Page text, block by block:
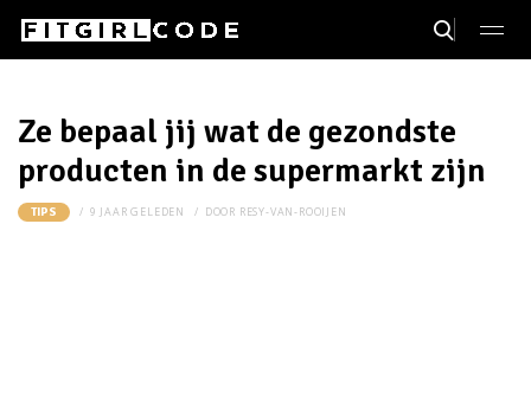
Ze bepaal jij wat de gezondste
producten in de supermarkt zijn
TIPS 9 JAAR GELEDEN DOOR RESY-VAN-ROOIJEN